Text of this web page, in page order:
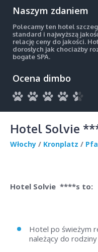
Naszym zdaniem
Polecamy ten hotel
standard i najwyższą
relację ceny do jakości.
dorosłych jak chociażby
bogate SPA.
Ocena dimbo
Hotel Solvie
Włochy / Kronplatz /
Hotel Solvie ****s to:
Hotel po świeżym
należący do